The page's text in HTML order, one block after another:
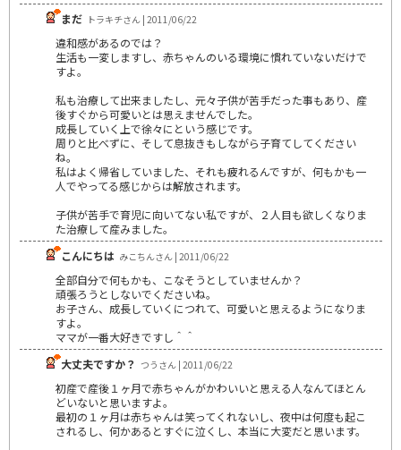
まだ トラキチさん | 2011/06/22
違和感があるのでは？
生活も一変しますし、赤ちゃんのいる環境に慣れていないだけで
すよ。
私も治療して出来ましたし、元々子供が苦手だった事もあり、産
後すぐから可愛いとは思えませんでした。
成長していく上で徐々にという感じです。
周りと比べずに、そして息抜きもしながら子育てしてください
ね。
私はよく帰省していました、それも疲れるんですが、何もかも一
人でやってる感じからは解放されます。
子供が苦手で育児に向いてない私ですが、２人目も欲しくなりま
た治療して産みました。
こんにちは みこちんさん | 2011/06/22
全部自分で何もかも、こなそうとしていませんか？
頑張ろうとしないでくださいね。
お子さん、成長していくにつれて、可愛いと思えるようになりま
すよ。
ママが一番大好きですし＾＾
大丈夫ですか？ つうさん | 2011/06/22
初産で産後１ヶ月で赤ちゃんがかわいいと思える人なんてほとん
どいないと思いますよ。
最初の１ヶ月は赤ちゃんは笑ってくれないし、夜中は何度も起こ
されるし、何かあるとすぐに泣くし、本当に大変だと思います。